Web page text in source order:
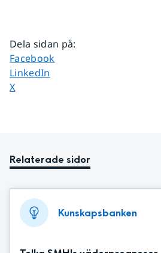
Dela sidan på:
Dela sidan på
Facebook
Dela sidan på
LinkedIn
Dela sidan på
X
Relaterade sidor
Kunskapsbanken